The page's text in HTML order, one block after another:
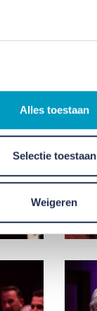
Alles toestaan
Selectie toestaan
Weigeren